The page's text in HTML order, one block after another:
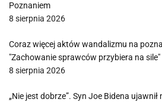
Poznaniem
8 sierpnia 2026
Coraz więcej aktów wandalizmu na
"Zachowanie sprawców przybiera na sile"
8 sierpnia 2026
„Nie jest dobrze”. Syn Joe Bidena